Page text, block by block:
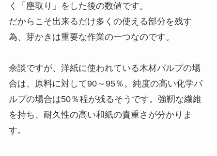
く「塵取り」をした後の数値です。
だからこそ出来るだけ多くの使える部分を残す
為、芽かきは重要な作業の一つなのです。
余談ですが、洋紙に使われている木材パルプの場
合は、原料に対して90～95％。純度の高い化学パ
ルプの場合は50％程が残るそうです。強靭な繊維
を持ち、耐久性の高い和紙の貴重さが分かりま
す。